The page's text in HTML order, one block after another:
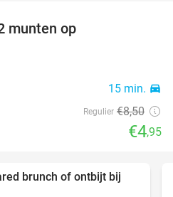
munten op
15 min. directions_car
Regulier €8,50
€4,95
35%
brunch of ontbijt bij